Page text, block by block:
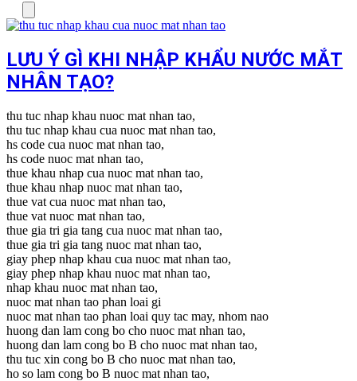
LƯU Ý GÌ KHI NHẬP KHẨU NƯỚC MẮT
NHÂN TẠO?
thu tuc nhap khau nuoc mat nhan tao,
thu tuc nhap khau cua nuoc mat nhan tao,
hs code cua nuoc mat nhan tao,
hs code nuoc mat nhan tao,
thue khau nhap cua nuoc mat nhan tao,
thue khau nhap nuoc mat nhan tao,
thue vat cua nuoc mat nhan tao,
thue vat nuoc mat nhan tao,
thue gia tri gia tang cua nuoc mat nhan tao,
thue gia tri gia tang nuoc mat nhan tao,
giay phep nhap khau cua nuoc mat nhan tao,
giay phep nhap khau nuoc mat nhan tao,
nhap khau nuoc mat nhan tao,
nuoc mat nhan tao phan loai gi
nuoc mat nhan tao phan loai quy tac may, nhom nao
huong dan lam cong bo cho nuoc mat nhan tao,
huong dan lam cong bo B cho nuoc mat nhan tao,
thu tuc xin cong bo B cho nuoc mat nhan tao,
ho so lam cong bo B nuoc mat nhan tao,